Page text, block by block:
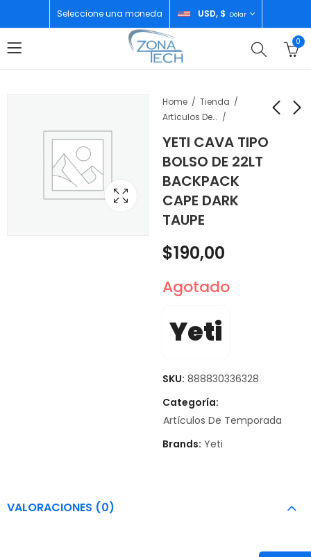
Seleccione una moneda USD, $ Dólar
0
Home
Tienda
Artículos De Temporada
YETI CAVA TIPO
BOLSO DE 22LT
BACKPACK
CAPE DARK
TAUPE
10OZ MUG TUMBLER
MS NAVY
$30,00
JR 12OZ KIDS BOTTLE
MS YELLOW
$25,00
$190,00
Agotado
Yeti
SKU: 888830336328
Categoría:
Artículos De Temporada
Brands: Yeti
VALORACIONES (0)